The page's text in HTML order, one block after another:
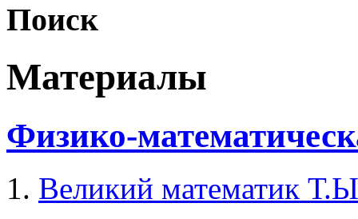
Поиск
Материалы
Физико-
1. Великий математик